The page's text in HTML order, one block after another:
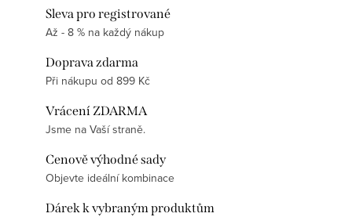
Sleva pro registrované
Až - 8 % na každý nákup
Doprava zdarma
Při nákupu od 899 Kč
Vrácení ZDARMA
Jsme na Vaší straně.
Cenově výhodné sady
Objevte ideální kombinace
Dárek k vybraným produktům